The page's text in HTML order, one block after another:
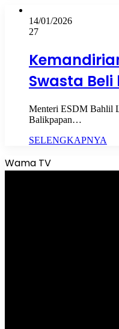
14/01/2026
27
Swasta
Menteri ESDM Bahlil
Balikpapan…
SELENGKAPNYA
Wama TV